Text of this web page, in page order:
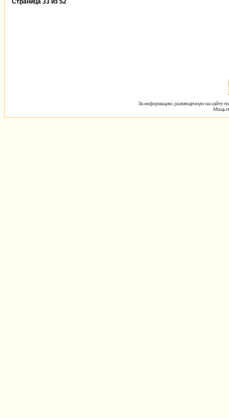
Страница 33 из 52
За информацию, размещённую на сайте
Мощь